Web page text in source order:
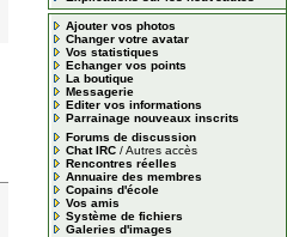
Ajouter vos photos
Changer votre avatar
Vos statistiques
Echanger vos points
La boutique
Messagerie
Editer vos informations
Parrainage nouveaux inscrits
Forums de discussion
Chat IRC /Autres accès
Rencontres réelles
Annuaire des membres
Copains d'école
Vos amis
Système de fichiers
Galeries d'images